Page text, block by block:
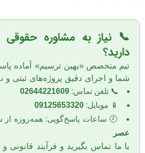
📞 نیاز به مشاوره حقوقی
دارید؟
تیم متخصص «بهین ترسیم» آماده
شما و اجرای دقیق پروژه‌های ثبتی
📞 تلفن تماس: 02644221609
📱 موبایل: 09125653320
🕗 ساعات پاسخ‌گویی: همه‌روزه
عصر
با ما تماس بگیرید و فرآیند قانونی